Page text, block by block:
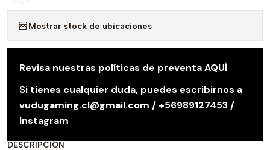
Mostrar stock de ubicaciones
Revisa nuestras políticas de preventaAQUÍ
Si tienes cualquier duda, puedes escribirnos a
vudugaming.cl@gmail.com / +56989127453 /
Instagram
DESCRIPCIÓN